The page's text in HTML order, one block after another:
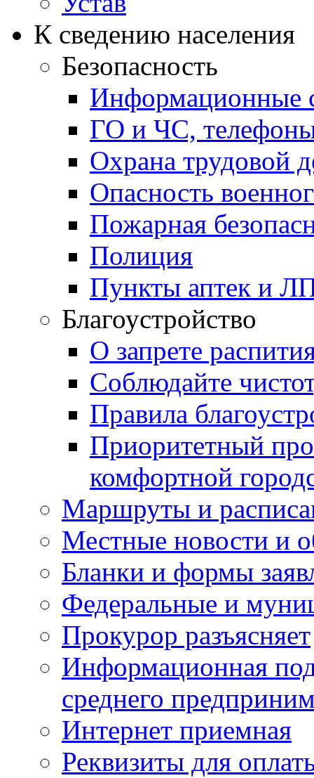
К сведению населения
Безопасность
Информационные
ГО и ЧС,
Охрана трудовой
Опасность
Пожарная
Полиция
Пункты аптек и
Благоустройство
О запрете
Соблюдайте
Правила
Приоритетный
комфортной
Маршруты и
Местные новости и
Бланки и формы
Федеральные и
Прокурор разъясняет
Информационная
среднего
Интернет приемная
Реквизиты для